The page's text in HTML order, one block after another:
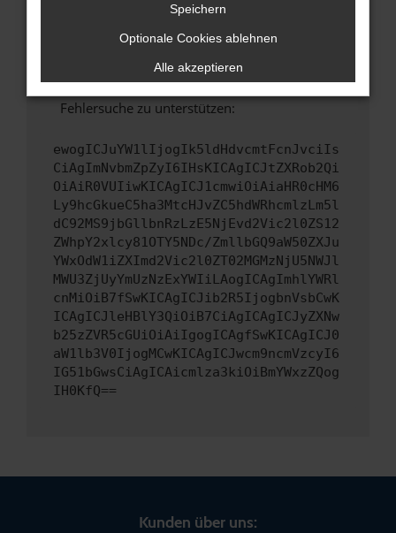
Wende dich an den Webseitenbetreiber.
Wenn du alle oben genannten Schritte versucht
hast, kontaktiere uns bitte. Wir werden
versuchen, das Problem zu beheben. Du kannst
uns diesen Text schicken, um uns bei der
Fehlersuche zu unterstützen:
ewogICJuYW1lIjogIk5ldHdvcmtFcnJvciIs
CiAgImNvbmZpZyI6IHsKICAgICJtZXRob2Qi
OiAiR0VUIiwKICAgICJ1cmwiOiAiaHR0cHM6
Ly9hcGkueC5ha3MtcHJvZC5hdWRhcmlzLm5l
dC92MS9jbGllbnRzLzE5NjEvd2Vic2l0ZS12
ZWhpY2xlcy81OTY5NDc/ZmllbGQ9aW50ZXJu
YWxOdW1iZXImd2Vic2l0ZT02MGMzNjU5NWJl
MWU3ZjUyYmUzNzExYWIiLAogICAgImhlYWRl
cnMiOiB7fSwKICAgICJib2R5IjogbnVsbCwK
ICAgICJleHBlY3QiOiB7CiAgICAgICJyZXNw
b25zZVR5cGUiOiAiIgogICAgfSwKICAgICJ0
aW1lb3V0IjogMCwKICAgICJwcm9ncmVzcyI6
IG51bGwsCiAgICAicmlza3kiOiBmYWxzZQog
IH0KfQ==
Kunden über uns:
Speichern
Optionale Cookies ablehnen
Alle akzeptieren